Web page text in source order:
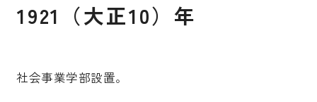
1921（大正10）年
社会事業学部設置。